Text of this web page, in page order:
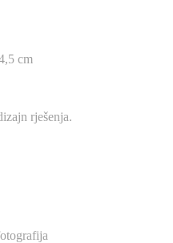
cm
rješenja.